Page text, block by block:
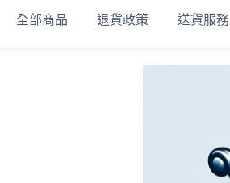
全部商品 退貨政策 送貨服務